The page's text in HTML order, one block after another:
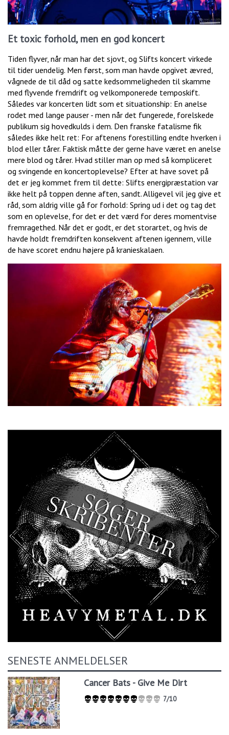
Et toxic forhold, men en god koncert
Tiden flyver, når man har det sjovt, og Slifts koncert virkede
til tider uendelig. Men først, som man havde opgivet ævred,
vågnede de til dåd og satte kedsommeligheden til skamme
med flyvende fremdrift og velkomponerede temposkift.
Således var koncerten lidt som et situationship: En anelse
rodet med lange pauser - men når det fungerede, forelskede
publikum sig hovedkulds i dem. Den franske fatalisme fik
således ikke helt ret: For aftenens forestilling endte hverken i
blod eller tårer. Faktisk måtte der gerne have været en anelse
mere blod og tårer. Hvad stiller man op med så kompliceret
og svingende en koncertoplevelse? Efter at have sovet på
det er jeg kommet frem til dette: Slifts energipræstation var
ikke helt på toppen denne aften, sandt. Alligevel vil jeg give et
råd, som aldrig ville gå for forhold: Spring ud i det og tag det
som en oplevelse, for det er det værd for deres momentvise
fremragethed. Når det er godt, er det storartet, og hvis de
havde holdt fremdriften konsekvent aftenen igennem, ville
de have scoret endnu højere på kranieskalaen.
SENESTE ANMELDELSER
Cancer Bats - Give Me Dirt
7/10